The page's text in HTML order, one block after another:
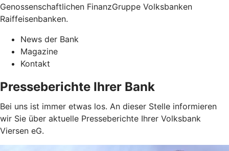
Genossenschaftlichen FinanzGruppe Volksbanken
Raiffeisenbanken.
News der Bank
Magazine
Kontakt
Presseberichte Ihrer Bank
Bei uns ist immer etwas los. An dieser Stelle informieren
wir Sie über aktuelle Presseberichte Ihrer Volksbank
Viersen eG.